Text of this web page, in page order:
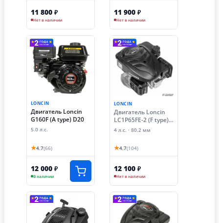
11 800 ₽
Нет в наличии
11 900 ₽
Нет в наличии
LONCIN
Двигатель Loncin
G160F (A type) D20
5.0 л.с.
★4.7(66)
12 000 ₽
В наличии
LONCIN
Двигатель Loncin
LC1P65FE-2 (F type)
D22, 2
4 л.с. · 80.2 мм
★4.7(104)
12 100 ₽
Нет в наличии